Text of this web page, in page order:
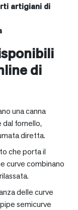
artigiani di
di
una canna
fornello,
diretta.
che porta il
curve combinano
delle curve
semicurve